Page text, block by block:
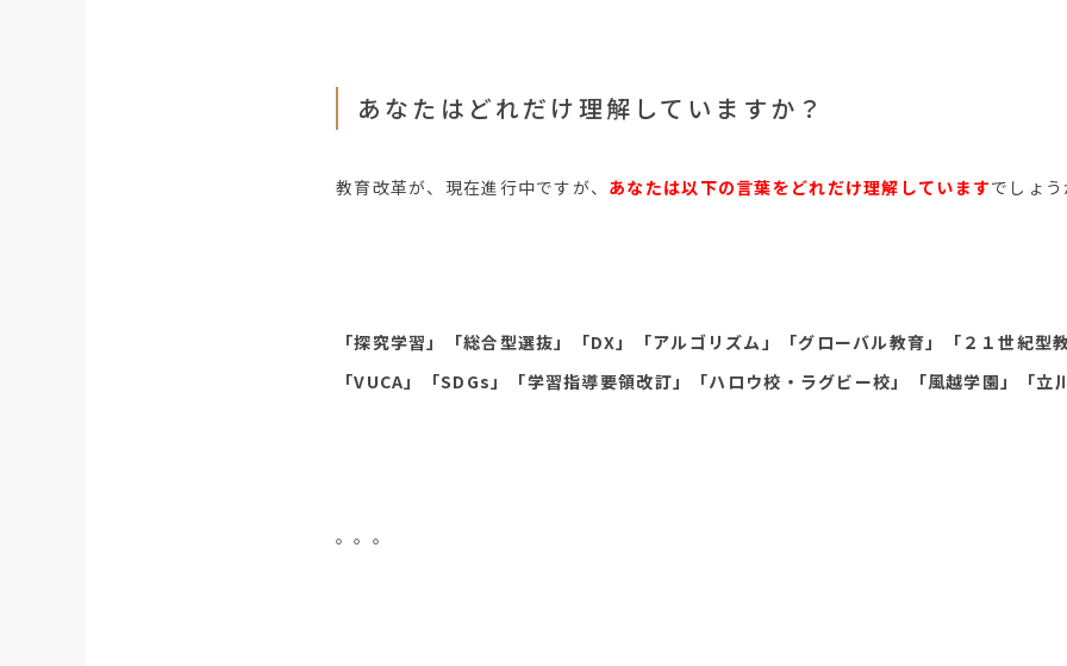
あなたはどれだけ理解していますか？
教育改革が、現在進行中ですが、 あなたは以下の言葉をどれだけ理解していますでしょ
「探究学習」「総合型選抜」「DX」「アルゴリズム」「グローバル教育」「２１世紀型
「VUCA」「SDGs」
「学習指導要領改訂」「ハロウ校・ラグビー校」「風越学園」「立
。。。